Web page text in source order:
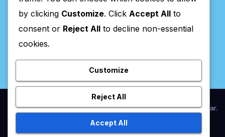
Valpaços Online
Proudly powered by WordPress|Theme:NewsupbyThemeansar.
HomeAnunciar / AssinaturasEstatuto EditorialFicha Técnica
by clicking Customize. Click Accept All to
consent or Reject All to decline non-essential
cookies.
Customize
Reject All
Accept All